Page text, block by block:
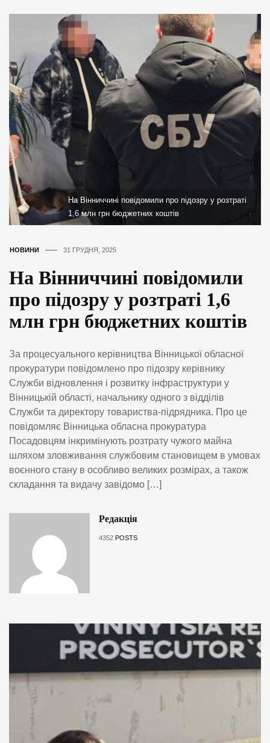
На Вінниччині повідомили про підозру у розтраті
1,6 млн грн бюджетних коштів
НОВИНИ 31 ГРУДНЯ, 2025
На Вінниччині повідомили
про підозру у розтраті 1,6
млн грн бюджетних коштів
За процесуального керівництва Вінницької обласної
прокуратури повідомлено про підозру керівнику
Служби відновлення і розвитку інфраструктури у
Вінницькій області, начальнику одного з відділів
Служби та директору товариства-підрядника. Про це
повідомляє Вінницька обласна прокуратура
Посадовцям інкримінують розтрату чужого майна
шляхом зловживання службовим становищем в умовах
воєнного стану в особливо великих розмірах, а також
складання та видачу завідомо […]
Редакція
4352 POSTS